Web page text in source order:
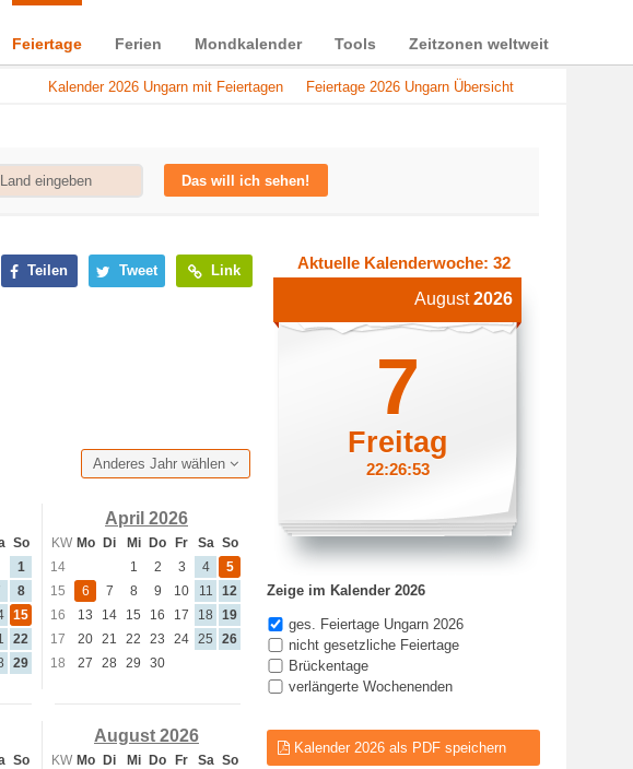
Feiertage Ferien Mondkalender Tools Zeitzonen weltweit
Kalender 2026 Ungarn mit Feiertagen Feiertage 2026 Ungarn Übersicht
Das will ich sehen!
Teilen Tweet Link
Anderes Jahr wählen
So
1
8
15
22
29
April 2026
KW Mo Di Mi Do Fr Sa So
14
1 2 3 4
5
15
6 7 8 9 10 11
12
16
13 14 15 16 17 18
19
17
20 21 22 23 24 25
26
18
27 28 29 30
So
August 2026
KW Mo Di Mi Do Fr Sa So
Aktuelle Kalenderwoche: 32
August2026
7
Freitag
22:26:54
Zeige im Kalender 2026
ges. Feiertage Ungarn 2026
nicht gesetzliche Feiertage
Brückentage
verlängerte Wochenenden
Kalender 2026 als PDF speichern